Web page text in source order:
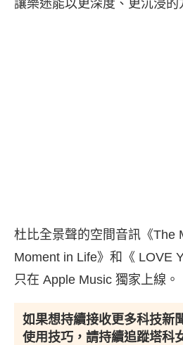
讓樂迷能以更深度、更沉浸的
杜比全景聲的空間音訊《The
Moment in Life》和《 LOVE
只在 Apple Music 獨家上線。
如果想持續接收更多科技新
使用技巧，請持續追蹤塔科